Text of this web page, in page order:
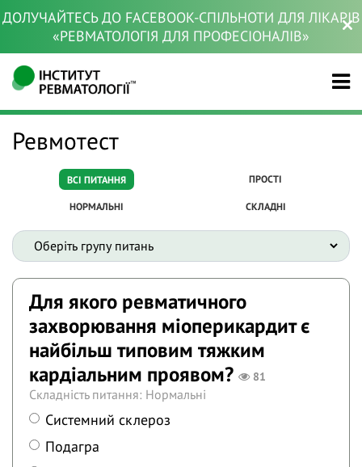
ДОЛУЧАЙТЕСЬ ДО FACEBOOK-СПІЛЬНОТИ ДЛЯ ЛІКАРІВ
«РЕВМАТОЛОГІЯ ДЛЯ ПРОФЕСІОНАЛІВ»
Ревмотест
ВСІ ПИТАННЯ ПРОСТІ
НОРМАЛЬНІ СКЛАДНІ
Для якого ревматичного
захворювання міоперикардит є
найбільш типовим тяжким
кардіальним проявом?
81
Складність питання: Нормальні
Системний склероз
Подагра